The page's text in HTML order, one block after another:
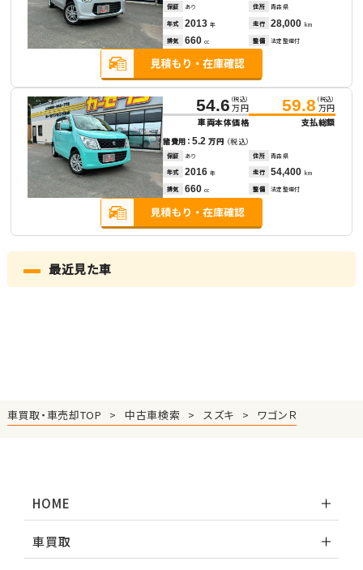
保証 あり 住所 青森県
年式 2013 年 走行 28,000 km
排気 660 cc 整備 法定整備付
54.6 （税込）
万円
車両本体価格
59.8 （税込）
万円
支払総額
諸費用：5.2万円 （税込）
保証 あり 住所 青森県
年式 2016 年 走行 54,400 km
排気 660 cc 整備 法定整備付
最近見た車
車買取・車売却TOP 中古車検索 スズキ ワゴンＲ
HOME
車買取